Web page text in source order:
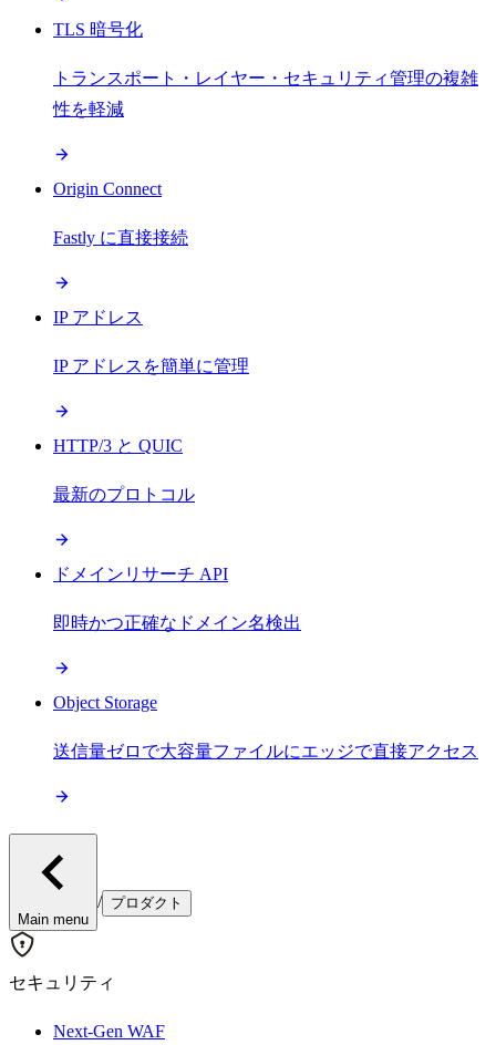
TLS 暗号化
トランスポート・レイヤー・セキュリティ管理の複雑
性を軽減
Origin Connect
Fastly に直接接続
IP アドレス
IP アドレスを簡単に管理
HTTP/3 と QUIC
最新のプロトコル
ドメインリサーチ API
即時かつ正確なドメイン名検出
Object Storage
送信量ゼロで大容量ファイルにエッジで直接アクセス
Main menu
/ プロダクト
セキュリティ
Next-Gen WAF